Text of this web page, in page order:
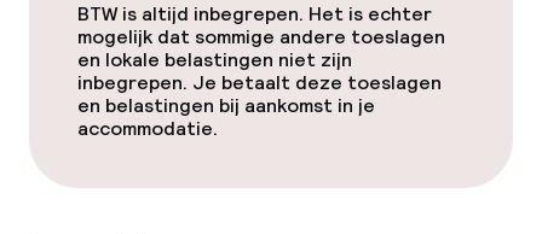
Ontbijt à la carte
Beleid
BTW is altijd inbegrepen. Het is echter
mogelijk dat sommige andere toeslagen
en lokale belastingen niet zijn
inbegrepen. Je betaalt deze toeslagen
en belastingen bij aankomst in je
accommodatie.